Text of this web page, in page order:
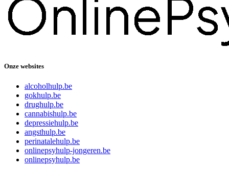
Onze websites
alcoholhulp.be
gokhulp.be
drughulp.be
cannabishulp.be
depressiehulp.be
angsthulp.be
perinatalehulp.be
onlinepsyhulp-jongeren.be
onlinepsyhulp.be